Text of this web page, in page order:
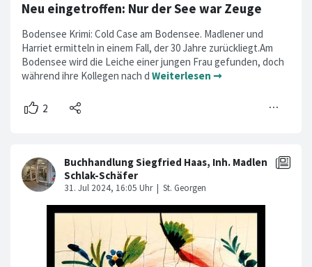
Neu eingetroffen: Nur der See war Zeuge
Bodensee Krimi: Cold Case am Bodensee. Madlener und
Harriet ermitteln in einem Fall, der 30 Jahre zurückliegt.Am
Bodensee wird die Leiche einer jungen Frau gefunden, doch
während ihre Kollegen nach d Weiterlesen ➞